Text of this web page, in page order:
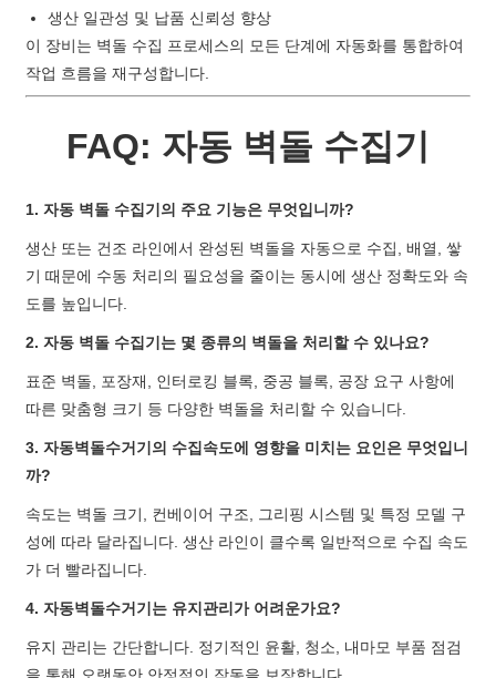
생산 일관성 및 납품 신뢰성 향상
이 장비는 벽돌 수집 프로세스의 모든 단계에 자동화를 통합하여
작업 흐름을 재구성합니다.
FAQ: 자동 벽돌 수집기
1. 자동 벽돌 수집기의 주요 기능은 무엇입니까?
생산 또는 건조 라인에서 완성된 벽돌을 자동으로 수집, 배열, 쌓
기 때문에 수동 처리의 필요성을 줄이는 동시에 생산 정확도와 속
도를 높입니다.
2. 자동 벽돌 수집기는 몇 종류의 벽돌을 처리할 수 있나요?
표준 벽돌, 포장재, 인터로킹 블록, 중공 블록, 공장 요구 사항에
따른 맞춤형 크기 등 다양한 벽돌을 처리할 수 있습니다.
3. 자동벽돌수거기의 수집속도에 영향을 미치는 요인은 무엇입니
까?
속도는 벽돌 크기, 컨베이어 구조, 그리핑 시스템 및 특정 모델 구
성에 따라 달라집니다. 생산 라인이 클수록 일반적으로 수집 속도
가 더 빨라집니다.
4. 자동벽돌수거기는 유지관리가 어려운가요?
유지 관리는 간단합니다. 정기적인 윤활, 청소, 내마모 부품 점검
을 통해 오랫동안 안정적인 작동을 보장합니다.